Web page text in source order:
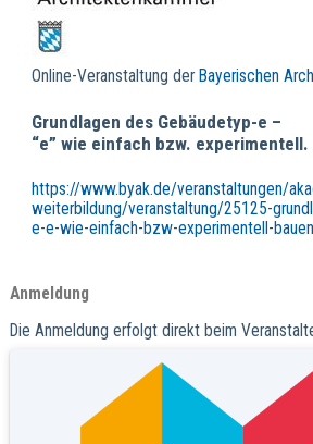
Online-Veranstaltung der Bayerischen
Grundlagen des Gebäudetyp-e –
“e” wie einfach bzw. experimentell.
https://www.byak.de/veranstaltungen/
weiterbildung/veranstaltung/25125-
e-e-wie-einfach-bzw-experimentell-
Anmeldung
Die Anmeldung erfolgt direkt beim